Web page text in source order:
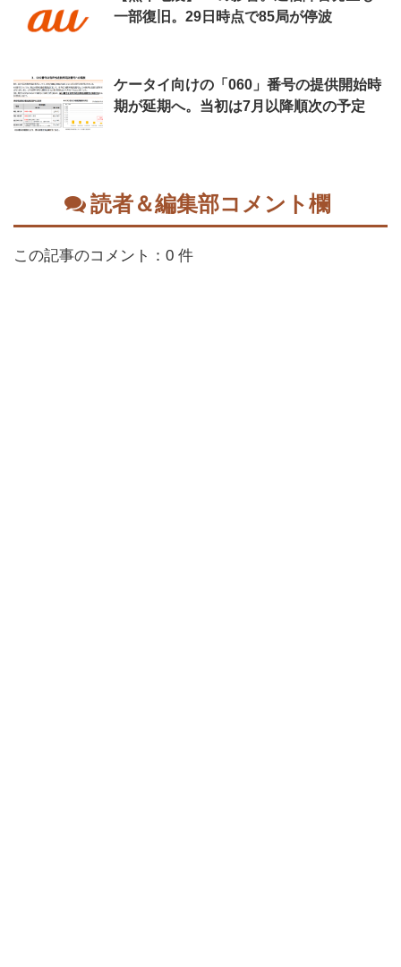
一部復旧。29日時点で85局が停波
ケータイ向けの「060」番号の提供開始時
期が延期へ。当初は7月以降順次の予定
読者＆編集部コメント欄
この記事のコメント：0 件